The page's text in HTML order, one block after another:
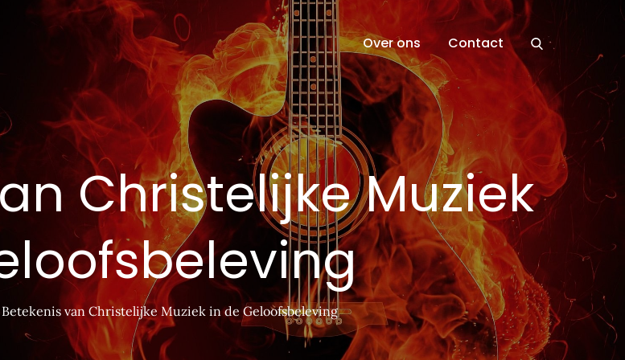
Over ons Contact
Christelijke Muziek
van Christelijke Muziek in de Geloofsbeleving